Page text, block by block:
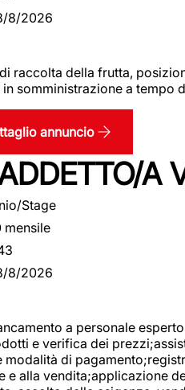
8/2026
raccolta della frutta,
somministrazione a tempo
annuncio
A
Stage
mensile
8/2026
a personale
e verifica dei
modalità di
e alla vendita;applicazione